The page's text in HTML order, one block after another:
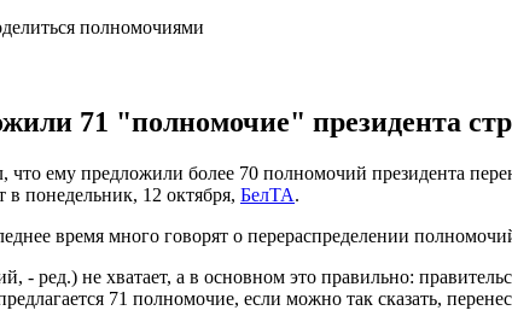
71 "полномочие" президента
что ему предложили более 70 полномочий президента
понедельник, 12 октября, БелТА.
время много говорят о перераспределении
- ред.) не хватает, а в основном это правильно:
71 полномочие, если можно так сказать,